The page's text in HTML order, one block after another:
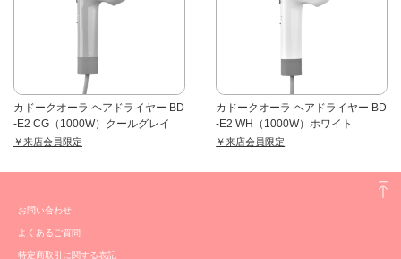
カドークオーラ ヘアドライヤー BD
-E2 CG（1000W）クールグレイ
￥来店会員限定
カドークオーラ ヘアドライヤー BD
-E2 WH（1000W）ホワイト
￥来店会員限定
お問い合わせ
よくあるご質問
特定商取引に関する表記